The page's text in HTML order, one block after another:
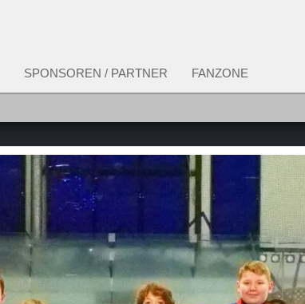
SPONSOREN / PARTNER FANZONE